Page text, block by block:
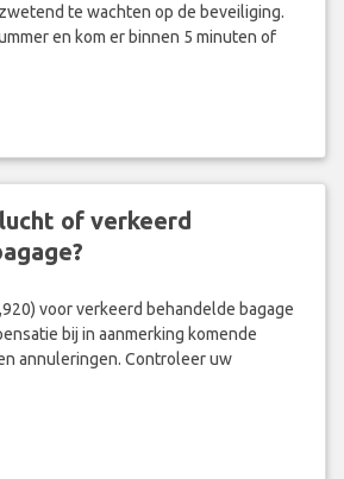
te wachten op de beveiliging.
en kom er binnen 5 minuten of
of verkeerd
voor verkeerd behandelde bagage
bij in aanmerking komende
annuleringen. Controleer uw